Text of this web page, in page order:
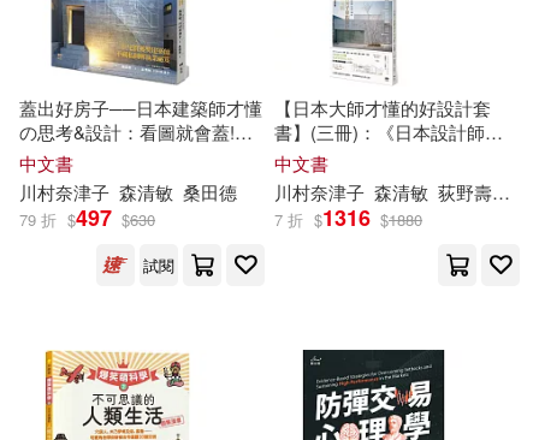
侯思茹(2)
倪琳妍，孫旻煜（主編）(2)
克瓦米．安東尼．阿皮亞(2)
克里斯昂．赫塞(2)
劉俊敏(2)
江蘇大學出版社(9)
華夏出版社(9)
中共中央黨校出版社(8)
中山大學出版社(8)
北京語言大學出版社(8)
小漫遊文化(8) 巴比樂視(8)
蓋出好房子──日本建築師才懂
の思考&設計：看圖就會蓋!日
本學生正在學的關鍵結構、基
地破解、照明與陰影、建材魅
力
中文書
川村奈津子 森清敏 桑田德
79 折 $497 $630
試閱
【日本大師才懂的好設計套
書】(三冊)：《日本設計師才
懂的好房子法則》、《蓋出好
房子 日本建築師才懂の思考&
設計》、《日本造園大師才懂
的 景觀設計85法則(暢銷好評
中文書
川村奈津子 森清敏 荻野壽也
7 折 $1316 $1880